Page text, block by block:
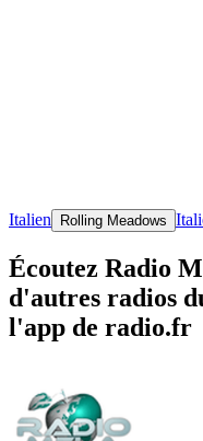
Italien Rolling Meadows
Écoutez Radio
d'autres radios
l'app de radio.fr